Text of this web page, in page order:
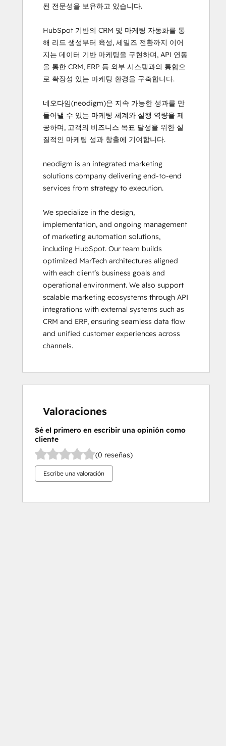
된 전문성을 보유하고 있습니다.
HubSpot 기반의 CRM 및 마케팅 자동화를 통
해 리드 생성부터 육성, 세일즈 전환까지 이어
지는 데이터 기반 마케팅을 구현하며, API 연동
을 통한 CRM, ERP 등 외부 시스템과의 통합으
로 확장성 있는 마케팅 환경을 구축합니다.
네오다임(neodigm)은 지속 가능한 성과를 만
들어낼 수 있는 마케팅 체계와 실행 역량을 제
공하며, 고객의 비즈니스 목표 달성을 위한 실
질적인 마케팅 성과 창출에 기여합니다.
neodigm is an integrated marketing
solutions company delivering end-to-end
services from strategy to execution.
We specialize in the design,
implementation, and ongoing management
of marketing automation solutions,
including HubSpot. Our team builds
optimized MarTech architectures aligned
with each client’s business goals and
operational environment. We also support
scalable marketing ecosystems through API
integrations with external systems such as
CRM and ERP, ensuring seamless data flow
and unified customer experiences across
channels.
Valoraciones
Sé el primero en escribir una opinión como
cliente
(0 reseñas)
Escribe una valoración